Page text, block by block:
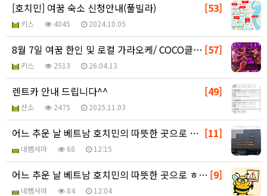
[53]
[호치민] 여꿈 숙소 신청안내(풀빌라)
키스 4045 2024.10.05
[57]
8월 7일 여꿈 한인 및 로컬 가라오케/ COCO클럽/…
키스 2513 26.04.13
[49]
렌트카 안내 드립니다^^
산소 2475 2025.11.03
[11]
어느 추운 날 베트남 호치민의 따뜻한 곳으로 ㅎ - 추…
네뼘사마 68 12:15
[9]
어느 추운 날 베트남 호치민의 따뜻한 곳으로 ㅎ - 추…
네뼘사마 84 12:04